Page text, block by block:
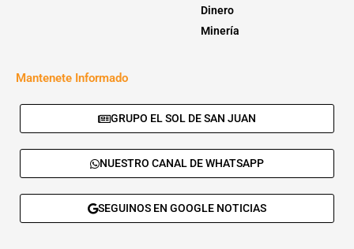
Dinero
Minería
Mantenete Informado
GRUPO EL SOL DE SAN JUAN
NUESTRO CANAL DE WHATSAPP
SEGUINOS EN GOOGLE NOTICIAS